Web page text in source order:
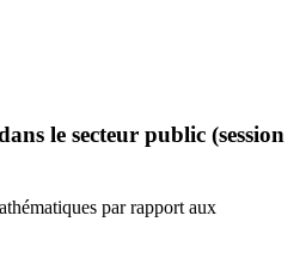
le secteur public (session
par rapport aux